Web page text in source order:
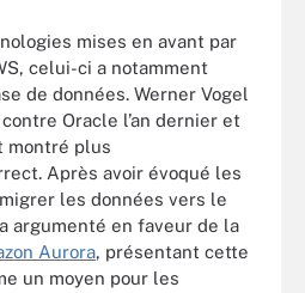
mises en avant par
celui-ci a notamment
de données. Werner Vogel
contre Oracle l’an dernier et
montré plus
Après avoir évoqué les
les données vers le
argumenté en faveur de la
Aurora, présentant cette
un moyen pour les